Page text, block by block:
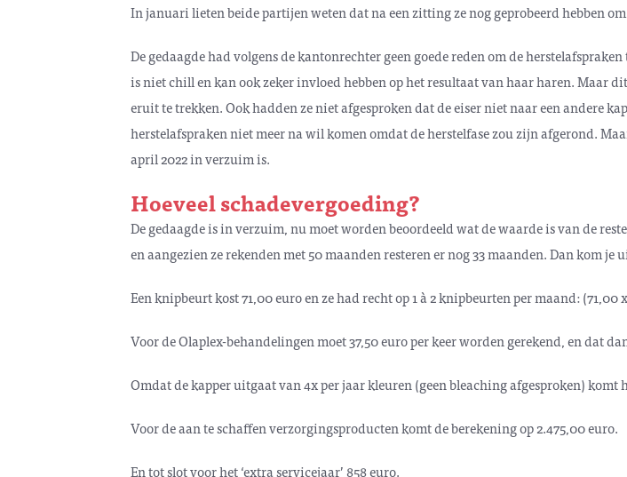
In januari lieten beide partijen weten dat na een zitting ze nog geprobeerd hebben
De gedaagde had volgens de kantonrechter geen goede reden om de
is niet chill en kan ook zeker invloed hebben op het resultaat van haar haren. Maar
eruit te trekken. Ook hadden ze niet afgesproken dat de eiser niet naar een andere
herstelafspraken niet meer na wil komen omdat de herstelfase zou zijn afgerond.
april 2022 in verzuim is.
Hoeveel schadevergoeding?
De gedaagde is in verzuim, nu moet worden beoordeeld wat de waarde is van de
en aangezien ze rekenden met 50 maanden resteren er nog 33 maanden. Dan kom je
Een knipbeurt kost 71,00 euro en ze had recht op 1 à 2 knipbeurten per maand:
Voor de Olaplex-behandelingen moet 37,50 euro per keer worden gerekend, en dat
Omdat de kapper uitgaat van 4x per jaar kleuren (geen bleaching afgesproken) komt
Voor de aan te schaffen verzorgingsproducten komt de berekening op 2.475,00 euro.
En tot slot voor het ‘extra servicejaar’ 858 euro.